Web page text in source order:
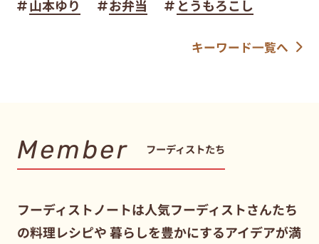
山本ゆり お弁当 とうもろこし
キーワード一覧へ
Member フーディストたち
フーディストノートは人気フーディストさんたち
の料理レシピや暮らしを豊かにするアイデアが満